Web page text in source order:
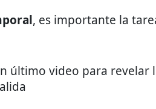
, es importante la
último video para revelar